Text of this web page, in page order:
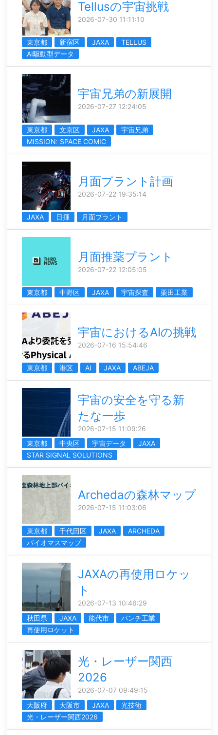
Tellusの宇宙挑戦
2026-07-30 11:11:10
東京都 新宿区 JAXA
TELLUS
AI駆動型データ
宇宙兄弟の新展開
2026-07-27 12:24:05
東京都 文京区 JAXA
宇宙兄弟
MISSION: SPACE COMIC
月面プラント計画
2026-07-22 19:35:14
JAXA 日揮 月面プラント
月面推薬プラント
2026-07-22 12:05:05
東京都 中野区 JAXA 宇宙探査 栗田工業
宇宙におけるAIの挑戦
2026-07-16 15:54:46
東京都 港区 AI JAXA ABEJA
宇宙の安全を守る新
たな一歩
2026-07-15 11:09:26
東京都
中央区 宇宙データ
JAXA
STAR SIGNAL SOLUTIONS
Archedaの森林マップ
2026-07-15 11:03:06
東京都 千代田区 JAXA
ARCHEDA
バイオマスマップ
JAXAの再使用ロケッ
ト
2026-07-13 10:46:29
秋田県
JAXA 能代市
パンチ工業
再使用ロケット
光・レーザー関西
2026
2026-07-07 09:49:15
大阪府
大阪市 JAXA
光技術
光・レーザー関西2026